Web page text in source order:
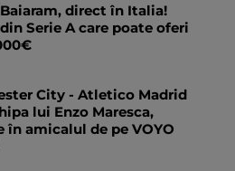
direct în Italia!
Serie A care poate oferi
City - Atletico Madrid
lui Enzo Maresca,
în amicalul de pe VOYO